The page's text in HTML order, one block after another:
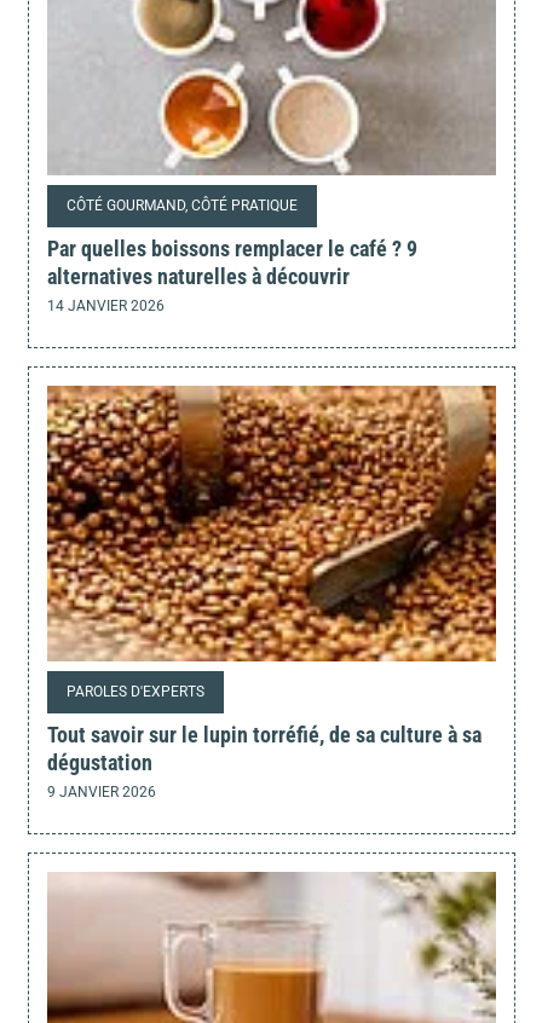
CÔTÉ GOURMAND, CÔTÉ PRATIQUE
Par quelles boissons remplacer le café ? 9
alternatives naturelles à découvrir
14 JANVIER 2026
PAROLES D'EXPERTS
Tout savoir sur le lupin torréfié, de sa culture à sa
dégustation
9 JANVIER 2026